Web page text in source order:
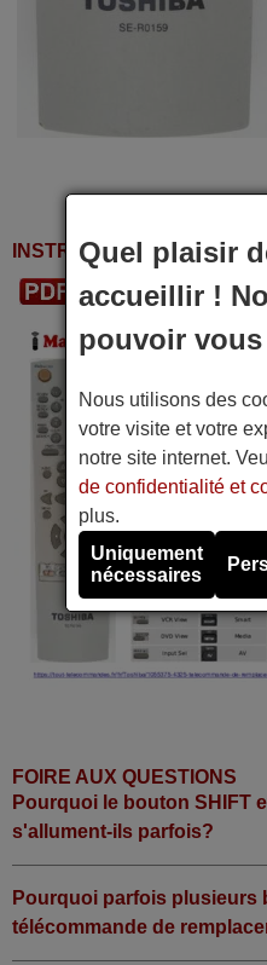
INSTRUCTIONS
Télécharger le PDF
FOIRE AUX QUESTIONS
Pourquoi le bouton SHIFT
s'allument-ils parfois?
Pourquoi parfois plusieurs
télécommande de
Quel plaisir
accueillir !
pouvoir vous
Nous utilisons des
votre visite et votre
notre site internet.
de confidentialité et
plus.
Uniquement
nécessaires